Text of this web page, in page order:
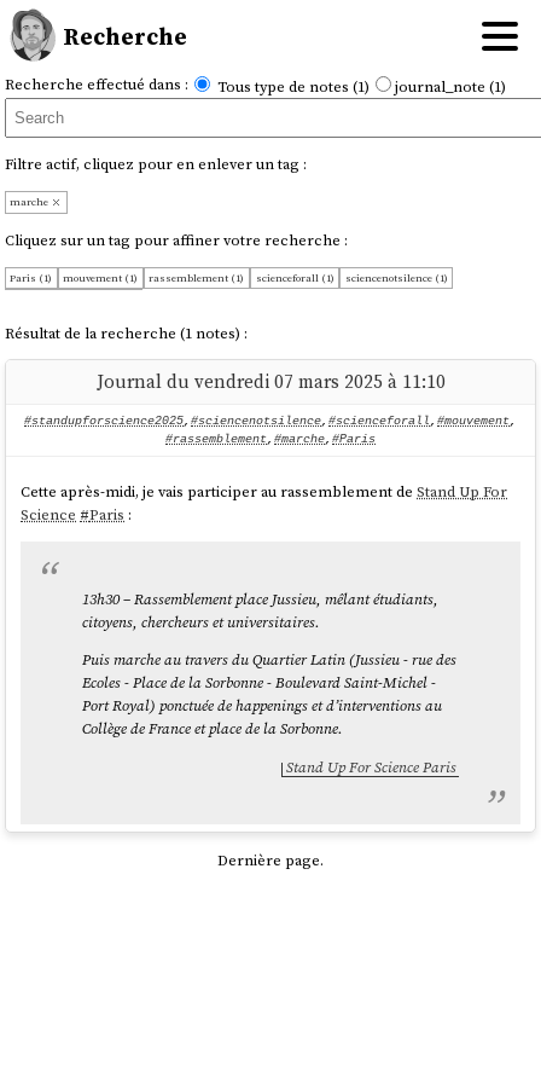
Recherche
Recherche effectué dans : Tous type de notes (1) journal_note (1)
Filtre actif, cliquez pour en enlever un tag :
marche
Cliquez sur un tag pour affiner votre recherche :
Paris (1) mouvement (1) rassemblement (1) scienceforall (1)
sciencenotsilence (1)
Résultat de la recherche (1 notes) :
Journal du vendredi 07 mars 2025 à 11:10
#standupforscience2025, #sciencenotsilence, #scienceforall, #mouvement,
#rassemblement, #marche, #Paris
Cette après-midi, je vais participer au rassemblement deStand Up For
Science #Paris :
13h30 – Rassemblement place Jussieu, mêlant étudiants,
citoyens, chercheurs et universitaires.
Puis marche au travers du Quartier Latin (Jussieu - rue des
Ecoles - Place de la Sorbonne - Boulevard Saint-Michel -
Port Royal) ponctuée de happenings et d’interventions au
Collège de France et place de la Sorbonne.
Stand Up For Science Paris
Dernière page.